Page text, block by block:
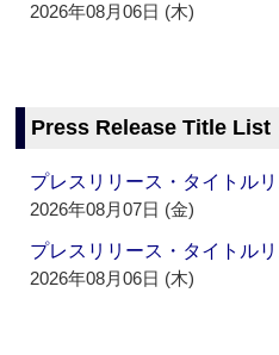
2026年08月06日 (木)
Press Release Title List
プレスリリース・タイトル
2026年08月07日 (金)
プレスリリース・タイトル
2026年08月06日 (木)